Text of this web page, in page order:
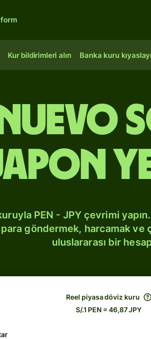
Kur bildirimleri alın Banka kuru
PEN - JPY çevrimi
göndermek, harcamak ve
uluslararası bir
Reel piyasa döviz kuru
S/.1 PEN = 46,87 JPY